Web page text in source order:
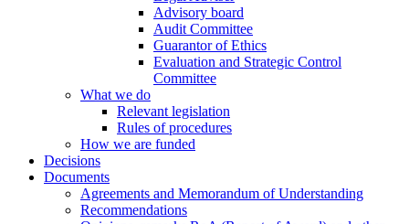
Advisory board
Audit Committee
Guarantor of Ethics
Evaluation and Strategic Control
Committee
What we do
Relevant legislation
Rules of procedures
How we are funded
Decisions
Documents
Agreements and Memorandum of Understanding
Recommendations